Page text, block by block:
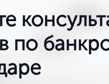
по